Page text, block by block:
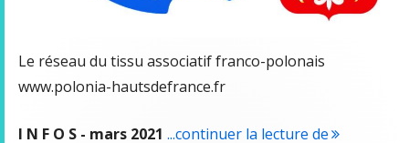
Le réseau du tissu associatif franco-polonais
www.polonia-hautsdefrance.fr
I N F O S - mars 2021 ...continuer la lecture de